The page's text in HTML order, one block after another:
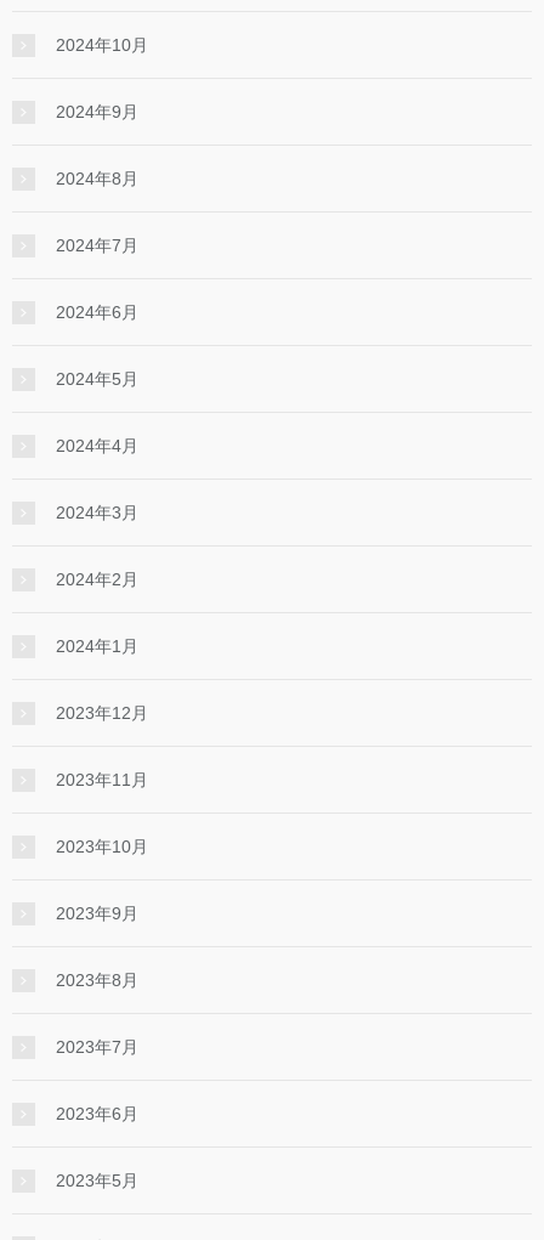
2024年10月
2024年9月
2024年8月
2024年7月
2024年6月
2024年5月
2024年4月
2024年3月
2024年2月
2024年1月
2023年12月
2023年11月
2023年10月
2023年9月
2023年8月
2023年7月
2023年6月
2023年5月